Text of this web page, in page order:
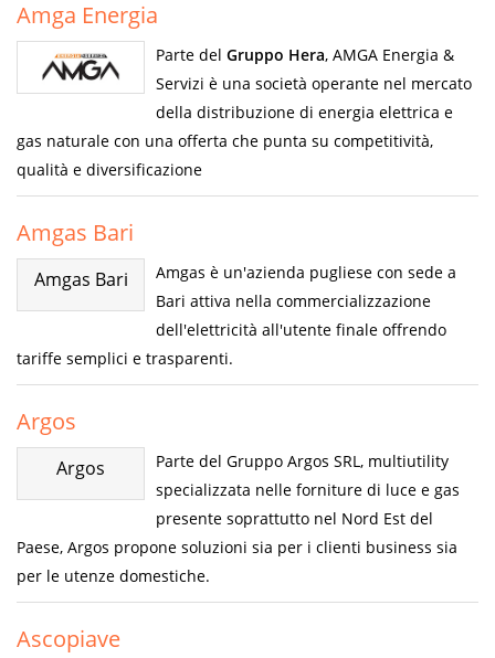
Amga Energia
Parte del Gruppo Hera, AMGA Energia &
Servizi è una società operante nel mercato
della distribuzione di energia elettrica e
gas naturale con una offerta che punta su competitività,
qualità e diversificazione
Amgas Bari
Amgas Bari
Amgas è un'azienda pugliese con sede a
Bari attiva nella commercializzazione
dell'elettricità all'utente finale offrendo
tariffe semplici e trasparenti.
Argos
Argos
Parte del Gruppo Argos SRL, multiutility
specializzata nelle forniture di luce e gas
presente soprattutto nel Nord Est del
Paese, Argos propone soluzioni sia per i clienti business sia
per le utenze domestiche.
Ascopiave